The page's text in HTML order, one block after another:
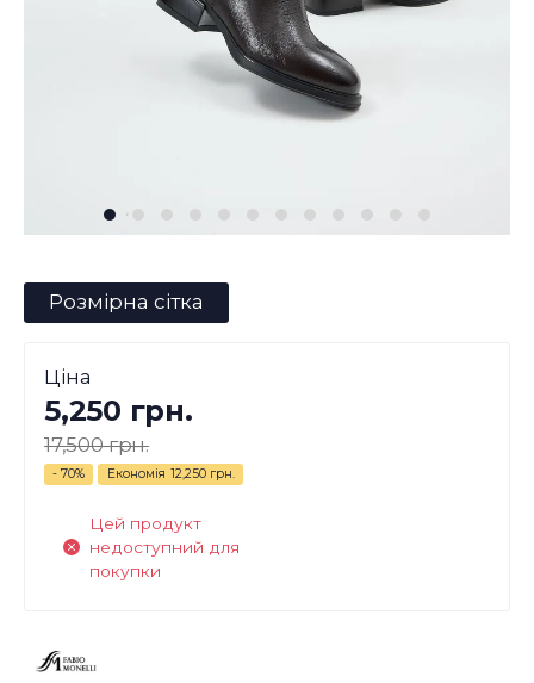
Розмірна сітка
Ціна
5,250 грн.
17,500 грн.
- 70% Економія 12,250 грн.
Цей продукт
недоступний для
покупки